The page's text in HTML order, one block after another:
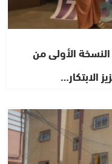
الأولى من